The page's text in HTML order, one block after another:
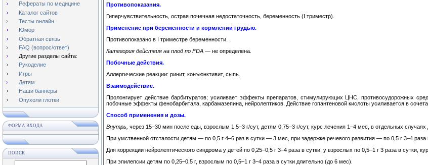
Рефераты по медицине
Каталог сайтов
Тесты онлайн
Юмор
Обратная связь
FAQ (вопрос/ответ)
Другие разделы сайта:
Рукоделие
Игры
Детям
Наши баннеры
Опухоли глотки
ФОРМА ВХОДА
ПОИСК
Противопоказания.
Гиперчувствительность, острая почечная недостаточность, беременность (I триместр).
Применение при беременности и кормлении грудью.
Противопоказано в I триместре беременности.
Категория действия на плод по FDA — не определена.
Побочные действия.
Аллергические реакции: ринит, конъюнктивит, сыпь.
Взаимодействие.
Пролонгирует действие барбитуратов; усиливает эффекты препаратов, стимулирующих ЦНС, противосудорожных
побочные эффекты фенобарбитала, карбамазепина, нейролептиков. Действие гопантеновой кислоты усиливается в
Способ применения и дозы.
Внутрь, через 15–30 мин после еды, взрослым 1,5–3 г/сут, детям 0,75–3 г/сут, курс лечения 1–4 мес, в отдельных
При умственной отсталости детям — по 0,5 г 4–6 раз в сутки — 3 мес, при задержке речевого развития — по 0,5 г 3–4
Для коррекции нейролептического синдрома у детей по 0,25–0,5 г 3–4 раза в сутки, у взрослых по 0,5–1 г 3 раза в сутки,
При эпилепсии детям по 0,25–0,5 г, взрослым по 0,5–1 г 3–4 раза в сутки длительно (до 6 мес).